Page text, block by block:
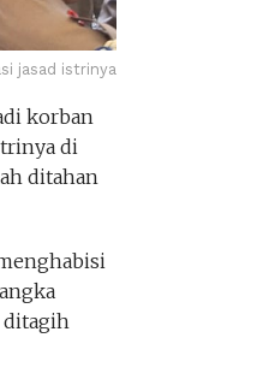
jasad istrinya
korban
di
ditahan
ditagih